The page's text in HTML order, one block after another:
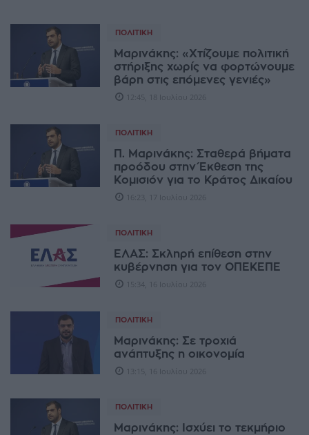
ΠΟΛΙΤΙΚΉ
Μαρινάκης: «Χτίζουμε πολιτική
στήριξης χωρίς να φορτώνουμε
βάρη στις επόμενες γενιές»
12:45, 18 Ιουλίου 2026
ΠΟΛΙΤΙΚΉ
Π. Μαρινάκης: Σταθερά βήματα
προόδου στην Έκθεση της
Κομισιόν για το Κράτος Δικαίου
16:23, 17 Ιουλίου 2026
ΠΟΛΙΤΙΚΉ
ΕΛΑΣ: Σκληρή επίθεση στην
κυβέρνηση για τον ΟΠΕΚΕΠΕ
15:34, 16 Ιουλίου 2026
ΠΟΛΙΤΙΚΉ
Μαρινάκης: Σε τροχιά
ανάπτυξης η οικονομία
13:15, 16 Ιουλίου 2026
ΠΟΛΙΤΙΚΉ
Μαρινάκης: Ισχύει το τεκμήριο